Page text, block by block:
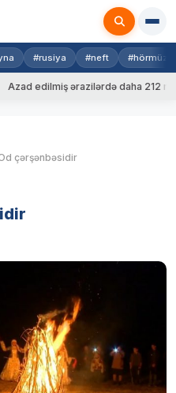
#rusiya #neft #hörmüz
edilmiş ərazilərdə daha 212 mina,
çərşənbəsidir